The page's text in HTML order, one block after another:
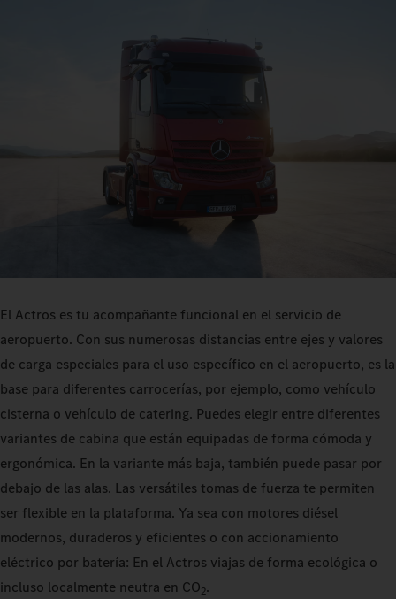
El Actros es tu acompañante funcional en el servicio de
aeropuerto. Con sus numerosas distancias entre ejes y valores
de carga especiales para el uso específico en el aeropuerto, es la
base para diferentes carrocerías, por ejemplo, como vehículo
cisterna o vehículo de catering. Puedes elegir entre diferentes
variantes de cabina que están equipadas de forma cómoda y
ergonómica. En la variante más baja, también puede pasar por
debajo de las alas. Las versátiles tomas de fuerza te permiten
ser flexible en la plataforma. Ya sea con motores diésel
modernos, duraderos y eficientes o con accionamiento
eléctrico por batería: En el Actros viajas de forma ecológica o
incluso localmente neutra en CO2.